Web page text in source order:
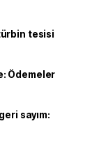
tesisi
Ödemeler
sayım: